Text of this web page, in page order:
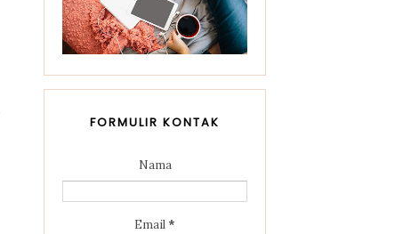
FORMULIR KONTAK
Nama
Email *